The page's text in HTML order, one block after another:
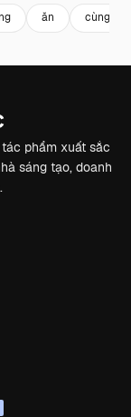
ăn cùng
phẩm xuất sắc
sáng tạo, doanh